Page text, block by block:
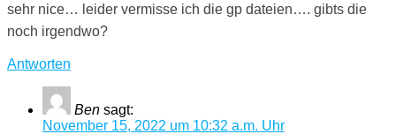
sehr nice… leider vermisse ich die gp dateien…. gibts die
noch irgendwo?
Antworten
Ben sagt:
November 15, 2022 um 10:32 a.m. Uhr